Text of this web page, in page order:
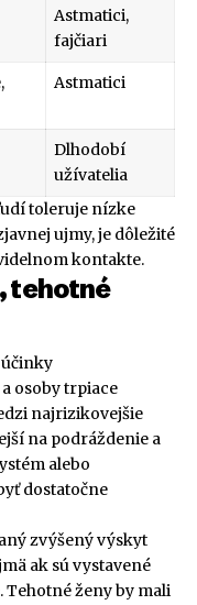
Astmatici,
fajčiari
Astmatici
Dlhodobí
užívatelia
toleruje nízke
ujmy, je dôležité
kontakte.
tehotné
osoby trpiace
najrizikovejšie
na podráždenie a
alebo
dostatočne
zvýšený výskyt
ak sú vystavené
Tehotné ženy by mali